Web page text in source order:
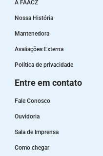
A FAACZ
Nossa História
Mantenedora
Avaliações Externa
Política de privacidade
Entre em contato
Fale Conosco
Ouvidoria
Sala de Imprensa
Como chegar